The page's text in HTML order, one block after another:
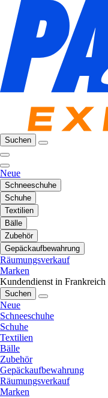
Suchen
Neue
Schneeschuhe
Schuhe
Textilien
Bälle
Zubehör
Gepäckaufbewahrung
Räumungsverkauf
Marken
Kundendienst in Frankreich
Suchen
Neue
Schneeschuhe
Schuhe
Textilien
Bälle
Zubehör
Gepäckaufbewahrung
Räumungsverkauf
Marken